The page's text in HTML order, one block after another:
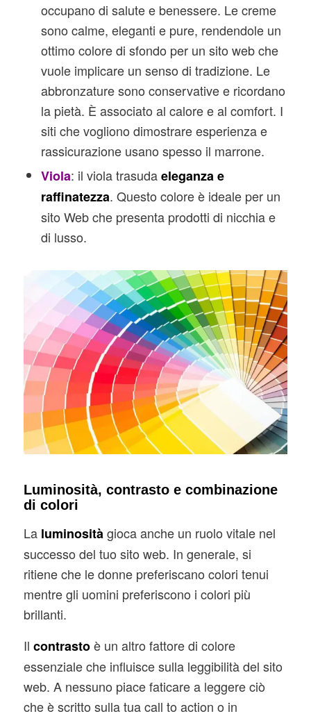
occupano di salute e benessere. Le creme
sono calme, eleganti e pure, rendendole un
ottimo colore di sfondo per un sito web che
vuole implicare un senso di tradizione. Le
abbronzature sono conservative e ricordano
la pietà. È associato al calore e al comfort. I
siti che vogliono dimostrare esperienza e
rassicurazione usano spesso il marrone.
Viola: il viola trasudaeleganza e
raffinatezza. Questo colore è ideale per un
sito Web che presenta prodotti di nicchia e
di lusso.
Luminosità, contrasto e combinazione
di colori
Laluminositàgioca anche un ruolo vitale nel
successo del tuo sito web. In generale, si
ritiene che le donne preferiscano colori tenui
mentre gli uomini preferiscono i colori più
brillanti.
Il contrastoè un altro fattore di colore
essenziale che influisce sulla leggibilità del sito
web. A nessuno piace faticare a leggere ciò
che è scritto sulla tua call to action o in